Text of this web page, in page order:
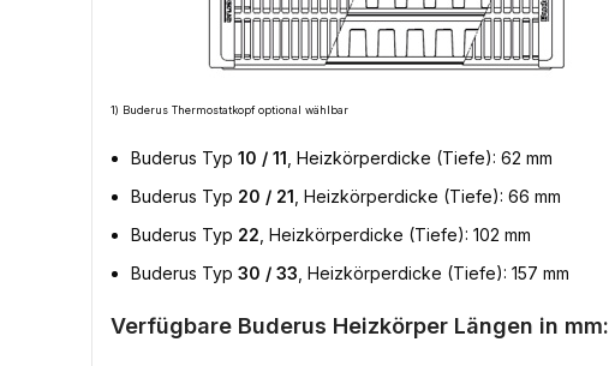
1) Buderus Thermostatkopf optional wählbar
Buderus Typ 10 / 11 , Heizkörperdicke (Tiefe): 62 mm
Buderus Typ 20 / 21 , Heizkörperdicke (Tiefe): 66 mm
Buderus Typ 22 , Heizkörperdicke (Tiefe): 102 mm
Buderus Typ 30 / 33 , Heizkörperdicke (Tiefe): 157 mm
Verfügbare Buderus Heizkörper Längen in mm: